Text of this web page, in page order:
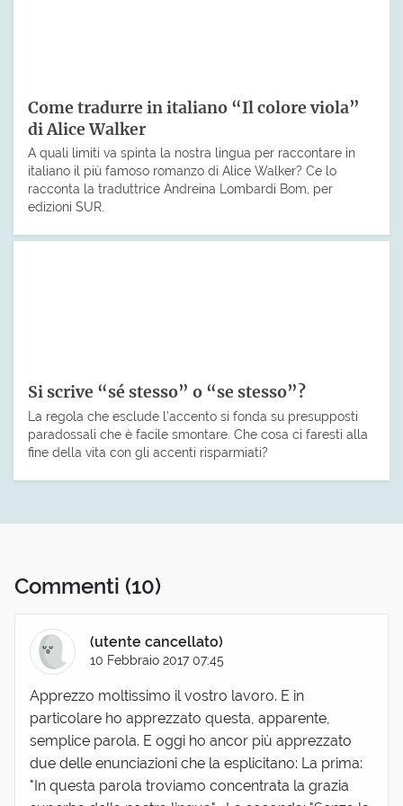
Come tradurre in italiano “Il colore viola”
di Alice Walker
A quali limiti va spinta la nostra lingua per raccontare in
italiano il più famoso romanzo di Alice Walker? Ce lo
racconta la traduttrice Andreina Lombardi Bom, per
edizioni SUR.
Si scrive “sé stesso” o “se stesso”?
La regola che esclude l’accento si fonda su presupposti
paradossali che è facile smontare. Che cosa ci faresti alla
fine della vita con gli accenti risparmiati?
Commenti (10)
(utente cancellato)
10 Febbraio 2017 07:45
Apprezzo moltissimo il vostro lavoro. E in
particolare ho apprezzato questa, apparente,
semplice parola. E oggi ho ancor più apprezzato
due delle enunciazioni che la esplicitano: La prima:
"In questa parola troviamo concentrata la grazia